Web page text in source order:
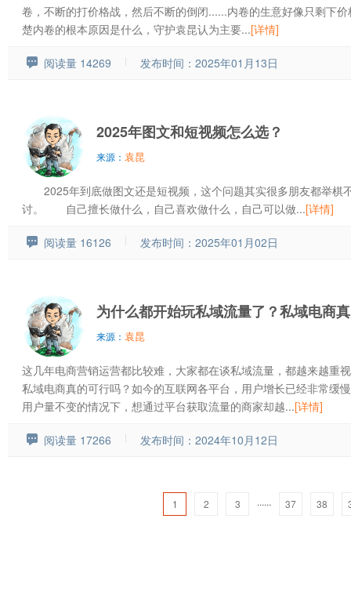
卷，不断的打价格战，然后不断的倒闭......内卷的生意好像只剩下
楚内卷的根本原因是什么，守护袁昆认为主要...[详情]
阅读量 14269 发布时间：2025年01月13日
2025年图文和短视频怎么选？
来源： 袁昆
2025年到底做图文还是短视频，这个问题其实很多朋友都举棋
讨。 自己擅长做什么，自己喜欢做什么，自己可以做...[详情]
阅读量 16126 发布时间：2025年01月02日
为什么都开始玩私域流量了？私域电商
来源： 袁昆
这几年电商营销运营都比较难，大家都在谈私域流量，都越来越重
私域电商真的可行吗？如今的互联网各平台，用户增长已经非常缓
用户量不变的情况下，想通过平台获取流量的商家却越...[详情]
阅读量 17266 发布时间：2024年10月12日
1 2 3 ...... 37 38